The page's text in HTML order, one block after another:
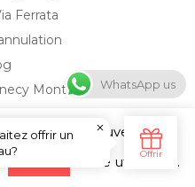
Ferrata
Monté Médio
! Vous pouvez tout
notre utilisation.
WhatsApp us